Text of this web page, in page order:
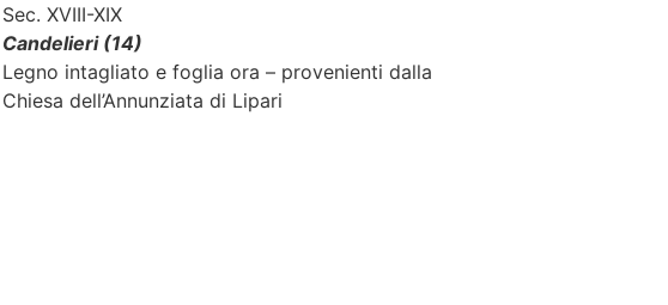
Sec. XVIII-XIX
Candelieri (14)
Legno intagliato e foglia ora – provenienti dalla
Chiesa dell’Annunziata di Lipari